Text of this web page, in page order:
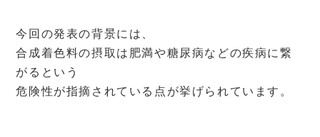
今回の発表の背景には、
合成着色料の摂取は肥満や糖尿病などの疾病に繋
がるという
危険性が指摘されている点が挙げられています。